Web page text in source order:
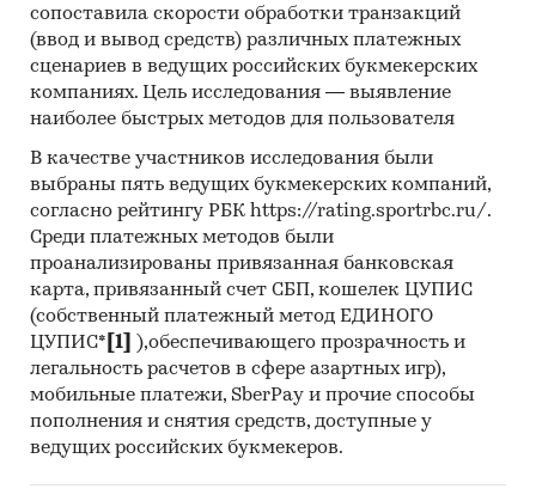
сопоставила скорости обработки транзакций
(ввод и вывод средств) различных платежных
сценариев в ведущих российских букмекерских
компаниях. Цель исследования — выявление
наиболее быстрых методов для пользователя
В качестве участников исследования были
выбраны пять ведущих букмекерских компаний,
согласно рейтингу РБК https://rating.sportrbc.ru/.
Среди платежных методов были
проанализированы привязанная банковская
карта, привязанный счет СБП, кошелек ЦУПИС
(собственный платежный метод ЕДИНОГО
ЦУПИС* [1]
),обеспечивающего прозрачность и
легальность расчетов в сфере азартных игр),
мобильные платежи, SberPay и прочие способы
пополнения и снятия средств, доступные у
ведущих российских букмекеров.